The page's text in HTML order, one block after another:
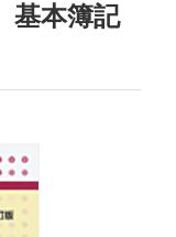
本簿記